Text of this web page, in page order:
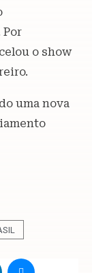
Por
o show
uma nova